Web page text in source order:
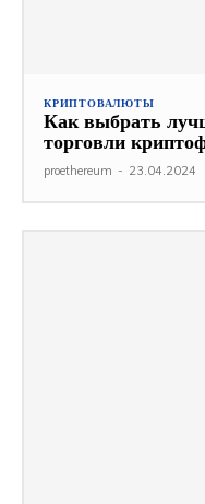
КРИПТОВАЛЮТЫ
Как выбрать
торговли
proethereum - 23.04.2024